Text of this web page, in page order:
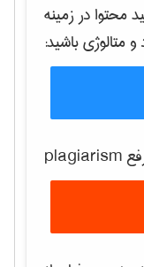
محتوا در زمینه
متالوژیباشید: